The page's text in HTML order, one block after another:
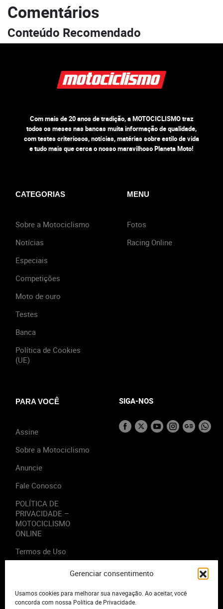
Gerenciar consentimento
Usamos cookies para melhorar sua navegação. Ao aceitar, você
concorda com nossa Política de Privacidade.
Comentários
Conteúdo Recomendado
Com mais de 20 anos de tradição, a MOTOCICLISMO traz
todos os meses nas bancas muita informação de qualidade,
com testes criteriosos, notícias, matérias sobre estilo de vida
e tudo mais que cerca o nosso maravilhoso Planeta Moto!
CATEGORIAS
Sobre a Motociclismo
Notícias
Especiais
Competições
Moto de ouro
Testes
Banca
Política de Cookies
(UE)
MENU
Fotos
Racing Online
PARA VOCÊ
Assine
Sobre a Motociclismo
Anuncie
Fale Conosco
POLÍTICA DE
PRIVACIDADE –
MOTOCICLISMO
ONLINE
Termos de Uso
SIGA-NOS
2023 - Editora Motor Midia. Todos os direitos reservados.